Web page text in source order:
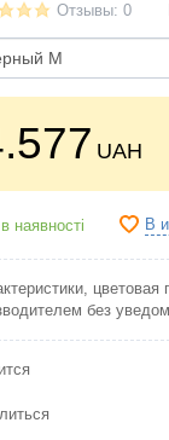
Отзывы: 0
UAH
наявності В
цветовая
без